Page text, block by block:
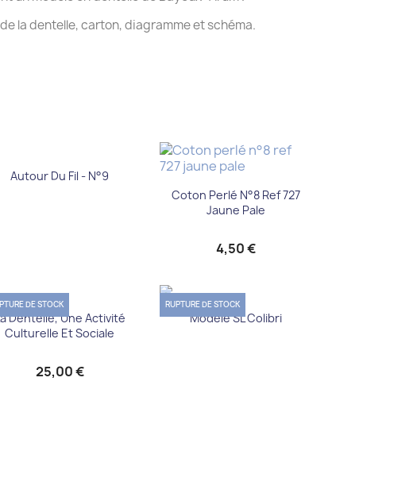
la dentelle, carton, diagramme et schéma.
Aperçu rapide
Autour Du Fil - N°9
Aperçu rapide
Coton Perlé N°8 Ref 727
Jaune Pale
4,50 €
Aperçu rapide
Dentelle, Une Activité
Culturelle Et Sociale
25,00 €
DE STOCK
Aperçu rapide
Modèle SL Colibri
RUPTURE DE STOCK